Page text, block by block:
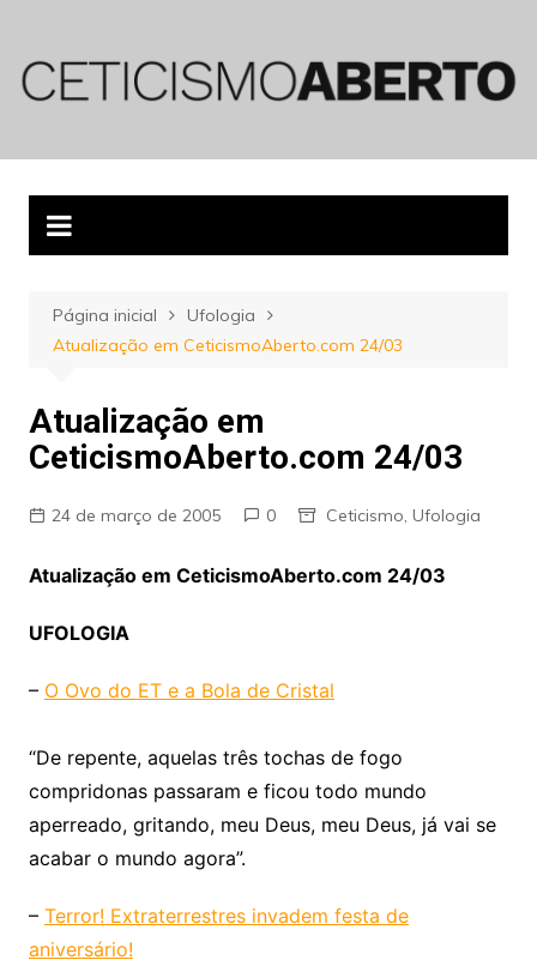
conteúdo
Página inicial
Ufologia
Atualização em CeticismoAberto.com 24/03
Atualização em
CeticismoAberto.com 24/03
24 de março de 2005 0 Ceticismo Ufologia
Atualização em CeticismoAberto.com 24/03
UFOLOGIA
– O Ovo do ET e a Bola de Cristal
“De repente, aquelas três tochas de fogo
compridonas passaram e ficou todo mundo
aperreado, gritando, meu Deus, meu Deus, já vai se
acabar o mundo agora”.
– Terror! Extraterrestres invadem festa de
aniversário!